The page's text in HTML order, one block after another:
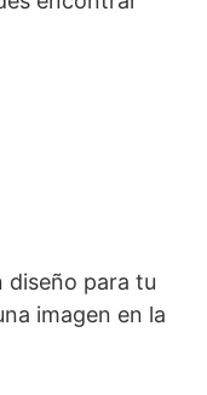
diseño para tu
imagen en la